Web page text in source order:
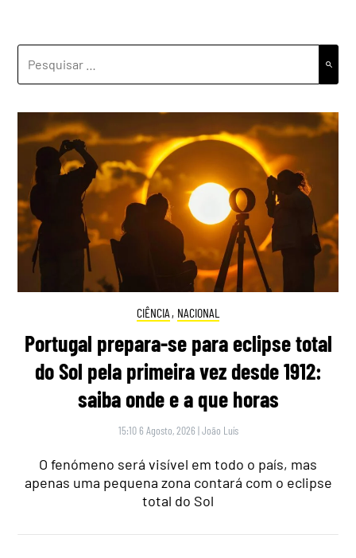
CIÊNCIA , NACIONAL
Portugal prepara-se para eclipse total
do Sol pela primeira vez desde 1912:
saiba onde e a que horas
15:10 6 Agosto, 2026 |João Luís
O fenómeno será visível em todo o país, mas
apenas uma pequena zona contará com o eclipse
total do Sol